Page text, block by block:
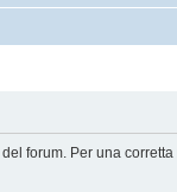
del forum. Per una